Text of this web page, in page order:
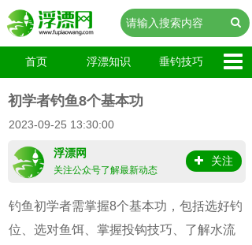
首页 浮漂知识 垂钓技巧
初学者钓鱼8个基本功
2023-09-25 13:30:00
浮漂网
关注公众号了解最新动态
关注
钓鱼初学者需掌握8个基本功，包括选好钓
位、选对鱼饵、掌握投钩技巧、了解水流